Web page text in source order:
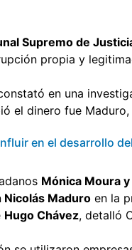
Supremo de
propia y
en una
el dinero fue
en el desarrollo
Mónica Moura
Nicolás Maduro en la
Hugo Chávez, detalló